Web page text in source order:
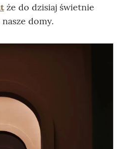
że do dzisiaj świetnie
nasze domy.